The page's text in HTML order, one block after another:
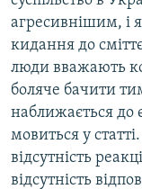
агресивнішим, і
кидання до
люди вважають
боляче бачити
наближається до
мовиться у
відсутність
відсутність